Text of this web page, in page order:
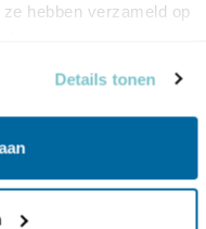
hebben verzameld op
Details tonen
TUIN? 2